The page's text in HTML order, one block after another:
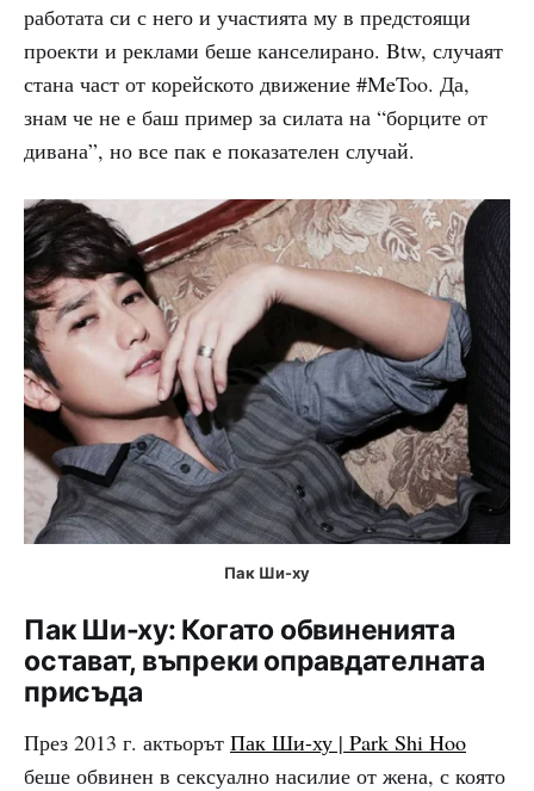
работата си с него и участията му в предстоящи
проекти и реклами беше канселирано. Btw, случаят
стана част от корейското движение #MeToo. Да,
знам че не е баш пример за силата на “борците от
дивана”, но все пак е показателен случай.
Пак Ши-ху
Пак Ши-ху: Когато обвиненията
остават, въпреки оправдателната
присъда
През 2013 г. актьорът Пак Ши-ху | Park Shi Hoo
беше обвинен в сексуално насилие от жена, с която